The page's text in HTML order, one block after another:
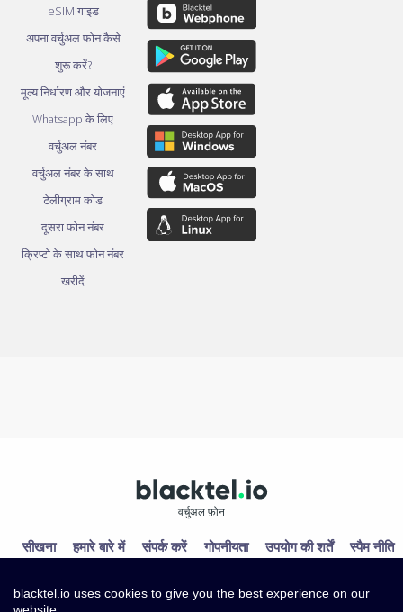
eSIM गाइड
अपना वर्चुअल फोन कैसे
शुरू करें?
मूल्य निर्धारण और योजनाएं
Whatsapp के लिए
वर्चुअल नंबर
वर्चुअल नंबर के साथ
टेलीग्राम कोड
दूसरा फोन नंबर
क्रिप्टो के साथ फोन नंबर
खरीदें
वर्चुअल फ़ोन
सीखना हमारे बारे में संपर्क करें गोपनीयता उपयोग की शर्तें स्पैम नीति
blacktel.io uses cookies to give you the best experience on our